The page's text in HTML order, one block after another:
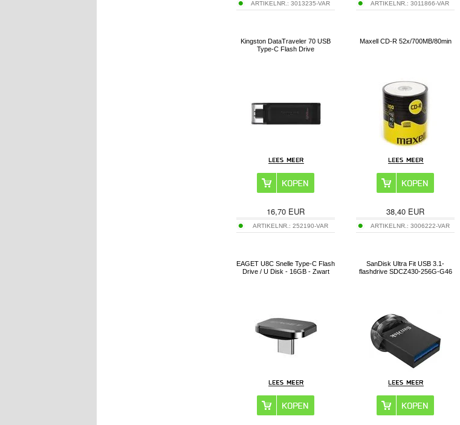
ARTIKELNR.: 3013235-VAR ARTIKELNR.:3011866-VAR
Kingston DataTraveler 70 USB
Type-C Flash Drive
16,70 EUR
ARTIKELNR.: 252190-VAR
Maxell CD-R 52x/700MB/80min
38,40 EUR
ARTIKELNR.: 3006222-VAR
EAGET U8C Snelle Type-C Flash
Drive / U Disk - 16GB - Zwart
SanDisk Ultra Fit USB 3.1-
flashdrive SDCZ430-256G-G46